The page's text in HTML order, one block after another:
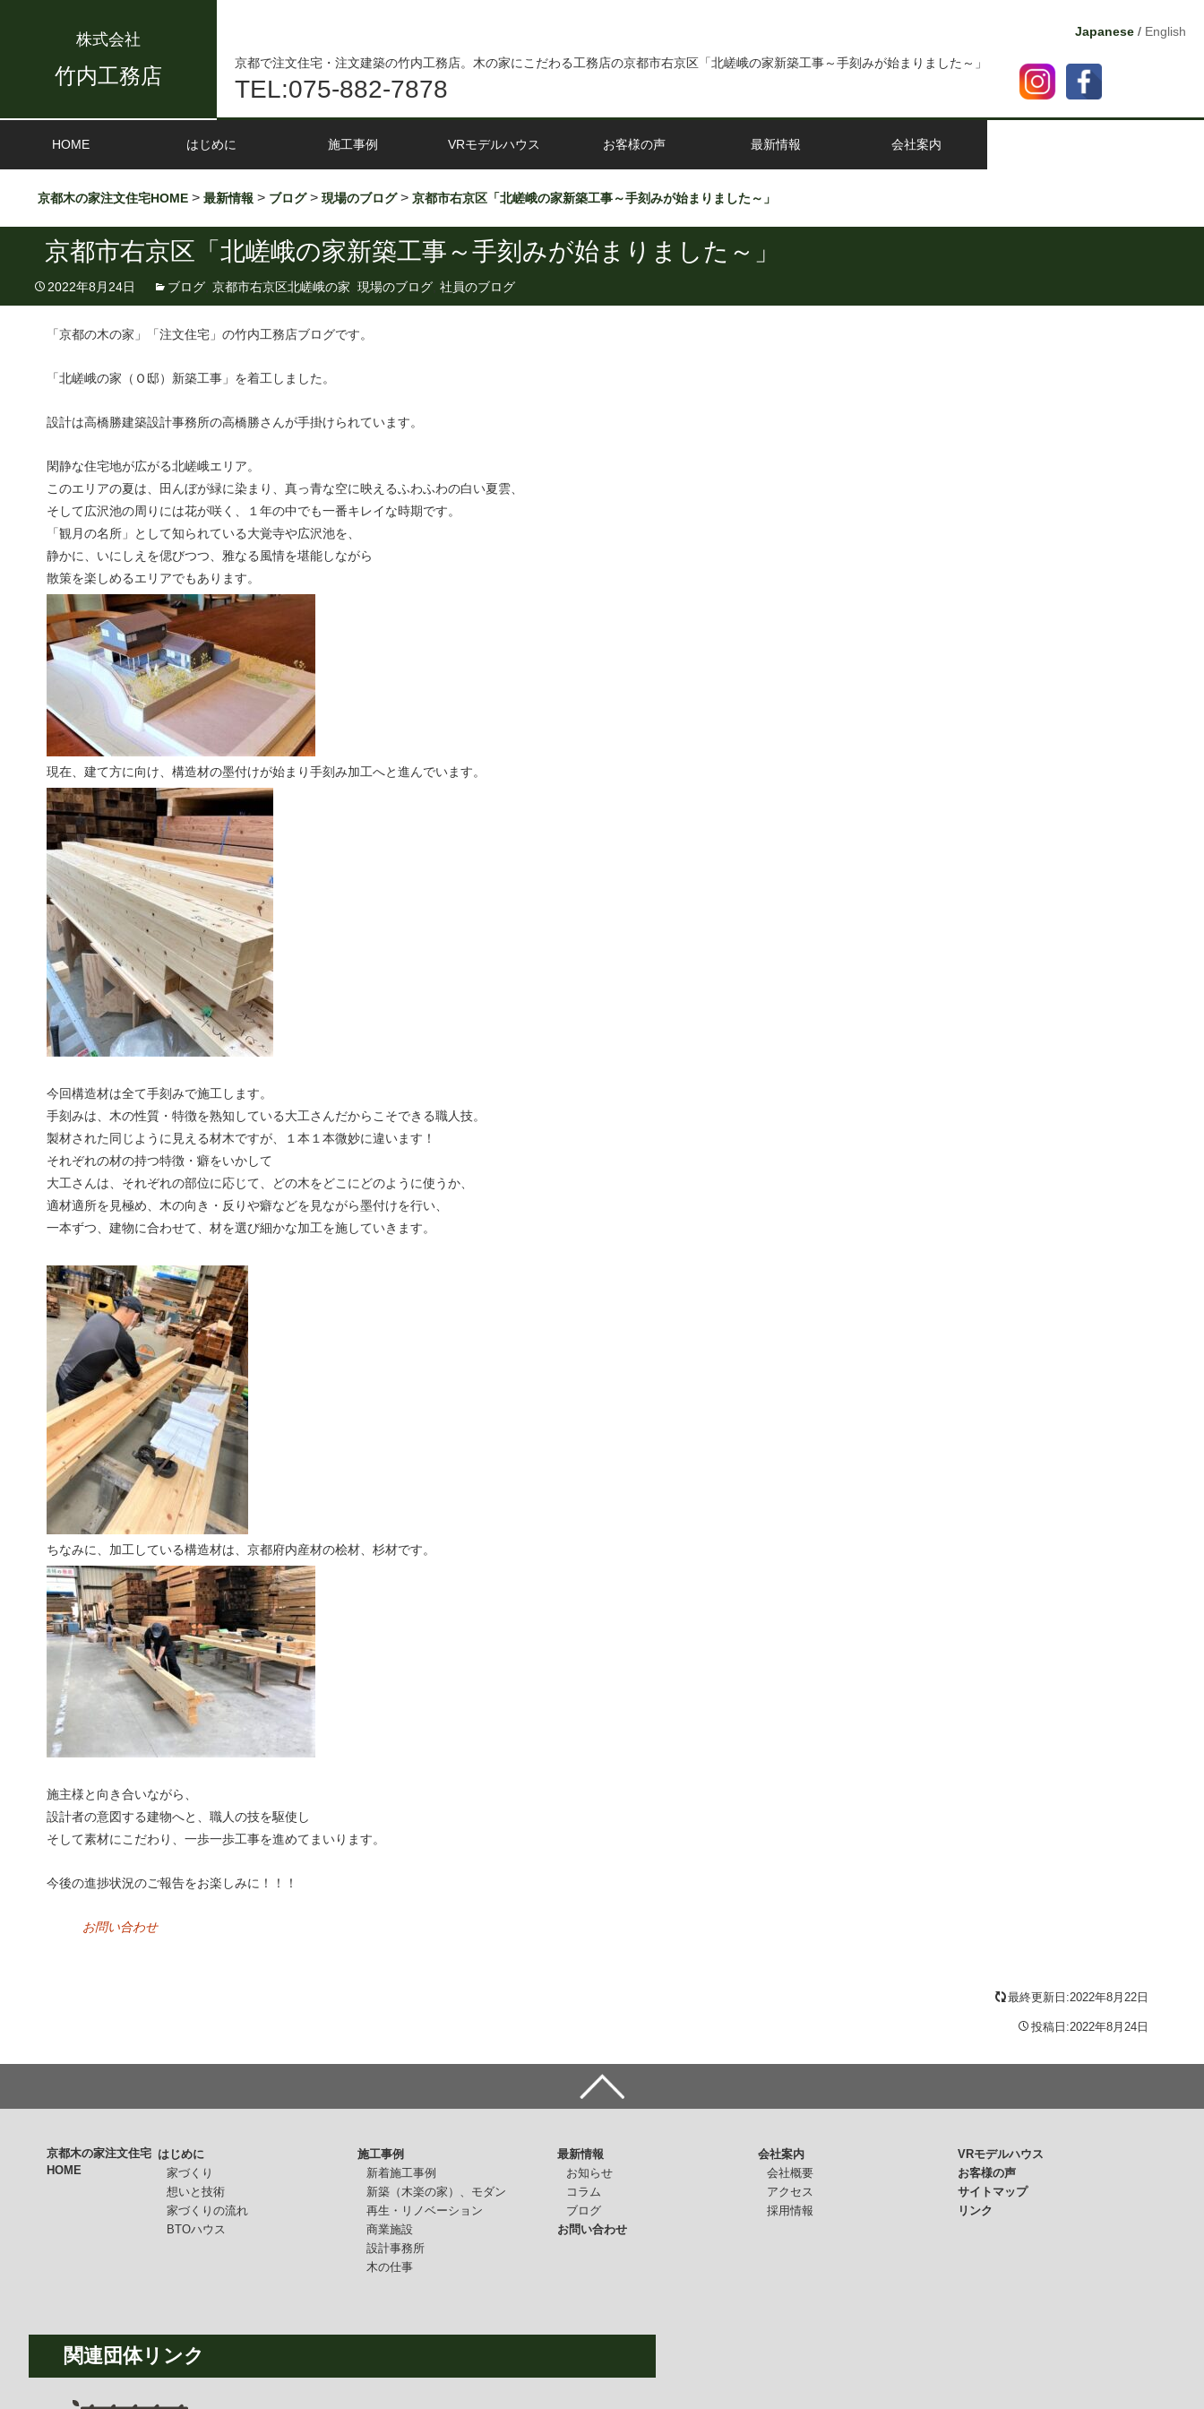
株式会社
竹内工務店
Japanese / English
京都で注文住宅・注文建築の竹内工務店。木の家にこだわる工務店の京都市右京区「北嵯峨の家新築工事～手刻みが始まりました～」
TEL:075-882-7878
HOME はじめに 施工事例 VRモデルハウス お客様の声 最新情報 会社案内
京都木の家注文住宅HOME > 最新情報 > ブログ> 現場のブログ> 京都市右京区「北嵯峨の家新築工事～手刻みが始まりました～」
京都市右京区「北嵯峨の家新築工事～手刻みが始まりました～」
2022年8月24日 ブログ 京都市右京区北嵯峨の家 現場のブログ 社員のブログ
「京都の木の家」「注文住宅」の竹内工務店ブログです。
「北嵯峨の家（Ｏ邸）新築工事」を着工しました。
設計は高橋勝建築設計事務所の高橋勝さんが手掛けられています。
閑静な住宅地が広がる北嵯峨エリア。
このエリアの夏は、田んぼが緑に染まり、真っ青な空に映えるふわふわの白い夏雲、
そして広沢池の周りには花が咲く、１年の中でも一番キレイな時期です。
「観月の名所」として知られている大覚寺や広沢池を、
静かに、いにしえを偲びつつ、雅なる風情を堪能しながら
散策を楽しめるエリアでもあります。
現在、建て方に向け、構造材の墨付けが始まり手刻み加工へと進んでいます。
今回構造材は全て手刻みで施工します。
手刻みは、木の性質・特徴を熟知している大工さんだからこそできる職人技。
製材された同じように見える材木ですが、１本１本微妙に違います！
それぞれの材の持つ特徴・癖をいかして
大工さんは、それぞれの部位に応じて、どの木をどこにどのように使うか、
適材適所を見極め、木の向き・反りや癖などを見ながら墨付けを行い、
一本ずつ、建物に合わせて、材を選び細かな加工を施していきます。
ちなみに、加工している構造材は、京都府内産材の桧材、杉材です。
施主様と向き合いながら、
設計者の意図する建物へと、職人の技を駆使し
そして素材にこだわり、一歩一歩工事を進めてまいります。
今後の進捗状況のご報告をお楽しみに！！！
お問い合わせ
最終更新日:2022年8月22日
投稿日:2022年8月24日
京都木の家注文住宅
HOME
はじめに
家づくり
想いと技術
家づくりの流れ
BTOハウス
施工事例
新着施工事例
新築（木楽の家）、モダン
再生・リノベーション
商業施設
設計事務所
木の仕事
最新情報
お知らせ
コラム
ブログ
会社案内
会社概要
アクセス
採用情報
VRモデルハウス
お客様の声
サイトマップ
リンク
お問い合わせ
関連団体リンク